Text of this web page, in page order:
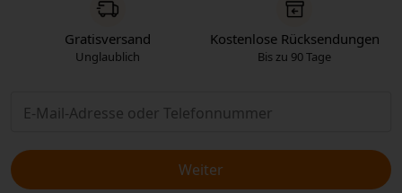
Gratisversand
Unglaublich
Kostenlose Rücksendungen
Bis zu 90 Tage
Weiter